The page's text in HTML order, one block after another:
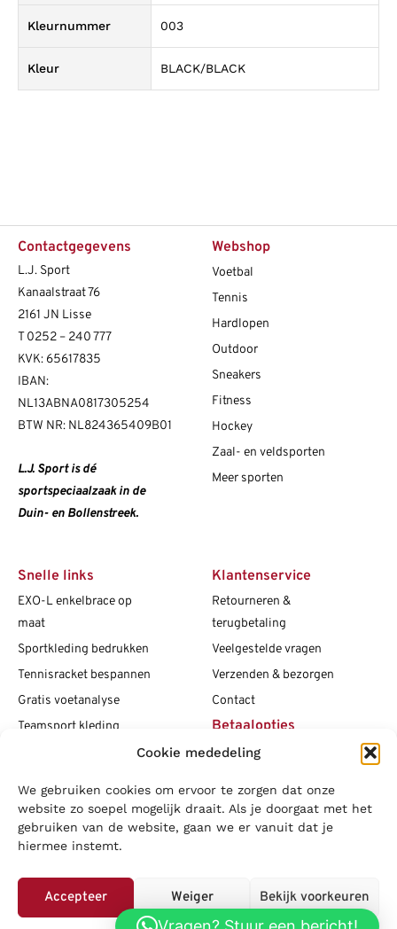
Cookie mededeling
We gebruiken cookies om ervoor te zorgen dat onze
website zo soepel mogelijk draait. Als je doorgaat met het
gebruiken van de website, gaan we er vanuit dat je
hiermee instemt.
Accepteer Weiger Bekijk voorkeuren
Kleurnummer 003
Kleur BLACK/BLACK
Contactgegevens
L.J. Sport
Kanaalstraat 76
2161 JN Lisse
T 0252 – 240 777
KVK: 65617835
IBAN:
NL13ABNA0817305254
BTW NR: NL824365409B01
L.J. Sport is dé
sportspeciaalzaak in de
Duin- en Bollenstreek.
Webshop
Voetbal
Tennis
Hardlopen
Outdoor
Sneakers
Fitness
Hockey
Zaal- en veldsporten
Meer sporten
Snelle links
EXO-L enkelbrace op
maat
Sportkleding bedrukken
Tennisracket bespannen
Gratis voetanalyse
Teamsport kleding
Vacatures
Blogs
Klantenservice
Retourneren &
terugbetaling
Veelgestelde vragen
Verzenden & bezorgen
Contact
Betaalopties
Social media
LOWA|Adidas| Mizuno| Nike|Speedo|Asics |Babolat|Falke |